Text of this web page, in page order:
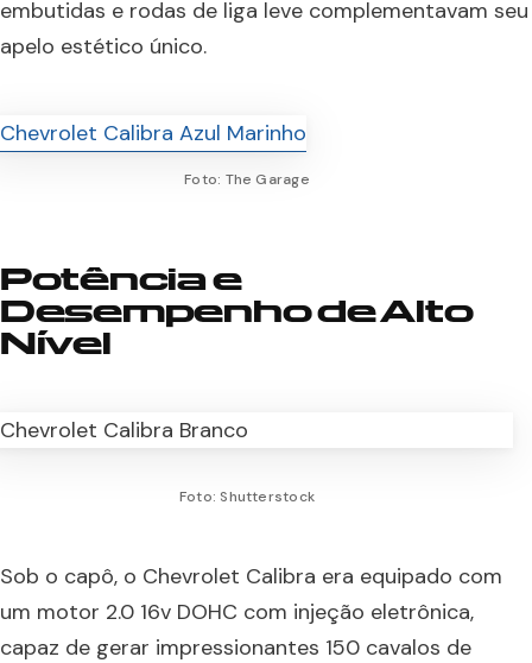
embutidas e rodas de liga leve complementavam seu
apelo estético único.
Foto: The Garage
Potência e
Desempenho de Alto
Nível
Foto: Shutterstock
Sob o capô, o Chevrolet Calibra era equipado com
um motor 2.0 16v DOHC com injeção eletrônica,
capaz de gerar impressionantes 150 cavalos de